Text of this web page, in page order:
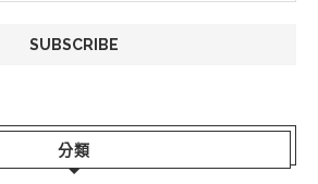
分類